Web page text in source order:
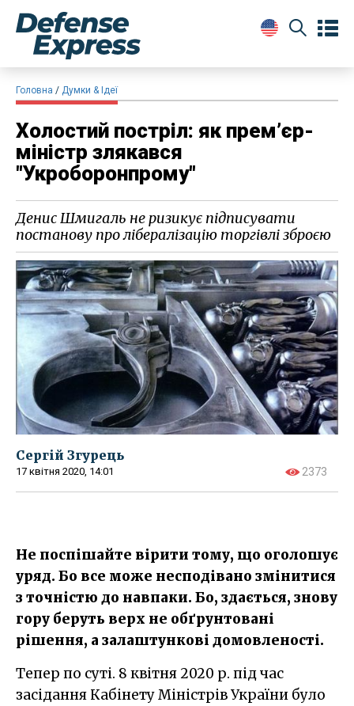
Головна Думки & Ідеї
Холостий постріл: як прем’єр-
міністр злякався
"Укроборонпрому"
Денис Шмигаль не ризикує підписувати
постанову про лібералізацію торгівлі зброєю
Сергій Згурець
17 квітня 2020, 14:01 2373
Не поспішайте вірити тому, що оголошує
уряд. Бо все може несподівано змінитися
з точністю до навпаки. Бо, здається, знову
гору беруть верх не обґрунтовані
рішення, а залаштункові домовленості.
Тепер по суті. 8 квітня 2020 р. під час
засідання Кабінету Міністрів України було